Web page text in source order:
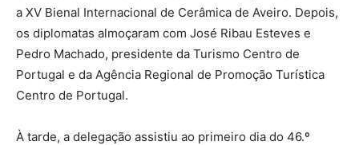
a XV Bienal Internacional de Cerâmica de Aveiro. Depois,
os diplomatas almoçaram com José Ribau Esteves e
Pedro Machado, presidente da Turismo Centro de
Portugal e da Agência Regional de Promoção Turística
Centro de Portugal.
À tarde, a delegação assistiu ao primeiro dia do 46.º